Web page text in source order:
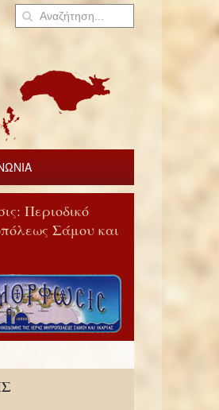
Περιοδικό
Σάμου και